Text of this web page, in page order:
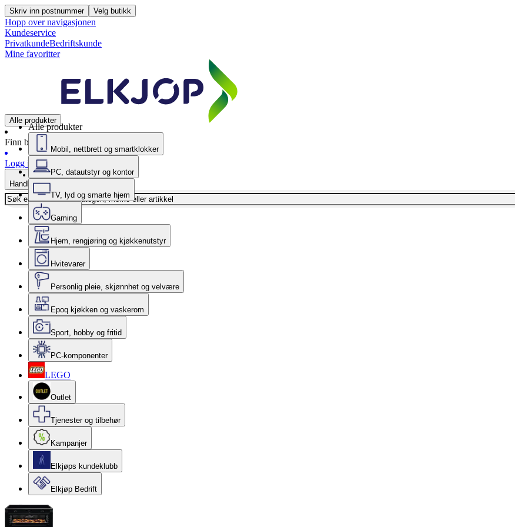
Skriv inn postnummer Velg butikk
Hopp over navigasjonen
Kundeservice
PrivatkundeBedriftskunde
Mine favoritter
Alle produkter
Finn butikk
Logg inn
Handlekurv
Alle produkter
Mobil, nettbrett og smartklokker
PC, datautstyr og kontor
TV, lyd og smarte hjem
Gaming
Hjem, rengjøring og kjøkkenutstyr
Hvitevarer
Personlig pleie, skjønnhet og velvære
Epoq kjøkken og vaskerom
Sport, hobby og fritid
PC-komponenter
LEGO
Outlet
Tjenester og tilbehør
Kampanjer
Elkjøps kundeklubb
Elkjøp Bedrift